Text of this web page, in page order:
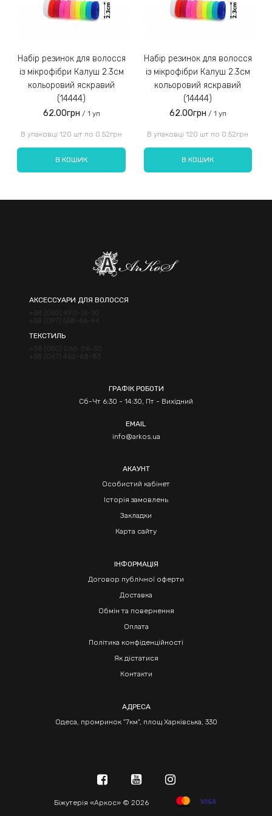
Введіть код, вказаний на зображенні:
Набір резинок для волосся
із мікрофібри Калуш 2.3см
кольоровий яскравий
(14444)
62.00грн / 1 уп
В упаковці 120 шт по 0.52грн
В КОШИК
Набір резинок для волосся
із мікрофібри Калуш 2.3см
кольоровий яскравий
(14444)
62.00грн / 1 уп
В упаковці 120 шт по 0.52грн
В КОШИК
АКСЕССУАРИ ДЛЯ ВОЛОССЯ
+38 (050) 490-13-30
+38 (097) 538-46-94
ТЕКСТИЛЬ
+38 (050) 066-06-30
+38 (067) 462-68-83
ГРАФІК РОБОТИ
Сб-Чт 6:30 - 14:30, Пт - Вихідний
EMAIL
info@arkos.ua
АКАУНТ
Особистий кабінет
Історія замовлень
Закладки
Карта сайту
ІНФОРМАЦІЯ
Договор публічної оферти
Доставка
Обмін та повернення
Оплата
Політика конфіденційності
Як дістатися
Контакти
АДРЕСА
Одеса, промринок "7км", площ Харківська, 330
Біжутерія «Аркос» © 2026